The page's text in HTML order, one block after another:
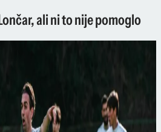
ali ni to nije pomoglo